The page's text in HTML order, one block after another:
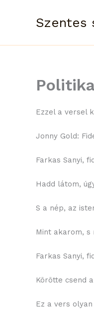
Szentes
Ezzel a versel
Jonny Gold:
Farkas Sanyi,
Hadd látom,
S a nép, az
Mint akarom, s
Farkas Sanyi,
Körötte csend
Ez a vers